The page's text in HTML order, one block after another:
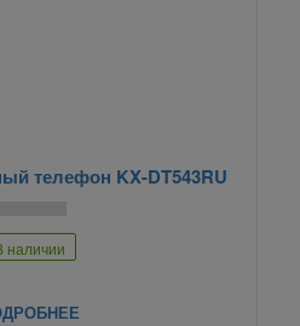
телефон KX-DT543RU
наличии